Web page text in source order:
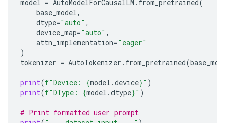
model = AutoModelForCausalLM . from_pretrained(
base_model,
dtype="auto" ,
device_map="auto" ,
attn_implementation="eager"
)
tokenizer = AutoTokenizer . from_pretrained(
print(f"Device: {model .device}" )
print(f"DType: {model .dtype}" )
# Print formatted user prompt